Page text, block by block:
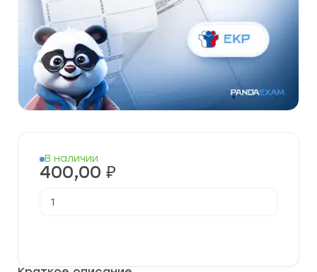
В наличии
400,00 ₽
товара